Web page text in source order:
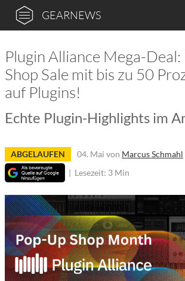
GEARNEWS
Plugin Alliance Mega-
Shop Sale mit bis zu 50
auf Plugins!
Echte Plugin-Highlights im
ABGELAUFEN 04. Mai von Marcus Schmahl
| Lesezeit: 3 Min